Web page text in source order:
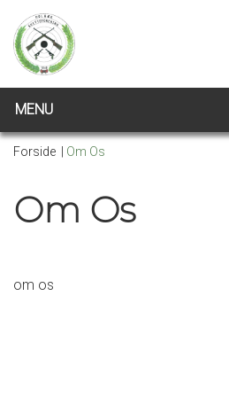
MENU
Forside Om Os
Om Os
om os